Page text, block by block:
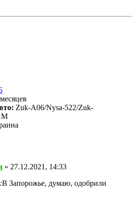
Zuk-A06/Nysa-522/Zuk-
» 27.12.2021, 14:33
В Запорожье, думаю, одобрили